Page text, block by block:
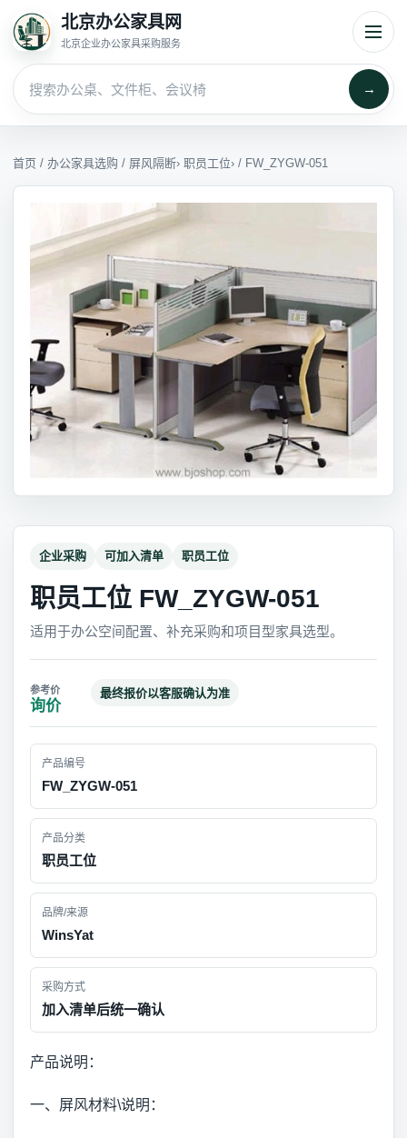
北京办公家具网
北京企业办公家具采购服务
→
首页 / 办公家具选购 / 屏风隔断› 职员工位› / FW_ZYGW-051
企业采购 可加入清单 职员工位
职员工位 FW_ZYGW-051
适用于办公空间配置、补充采购和项目型家具选型。
询价
最终报价以客服确认为准
产品编号
FW_ZYGW-051
产品分类
职员工位
品牌/来源
WinsYat
采购方式
加入清单后统一确认
产品说明：
一、屏风材料\说明：